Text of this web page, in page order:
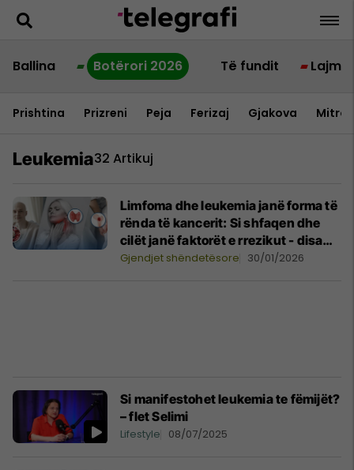
Ballina Botërori 2026 Të fundit Lajme
Prishtina Prizreni Peja Ferizaj Gjakova
Leukemia32 Artikuj
Limfoma dhe leukemia janë forma të
rënda të kancerit: Si shfaqen dhe
cilët janë faktorët e rrezikut - disa
prej tyre mund të shmangen
Gjendjet shëndetësore 30/01/2026
Si manifestohet leukemia te fëmijët?
– flet Selimi
Lifestyle 08/07/2025